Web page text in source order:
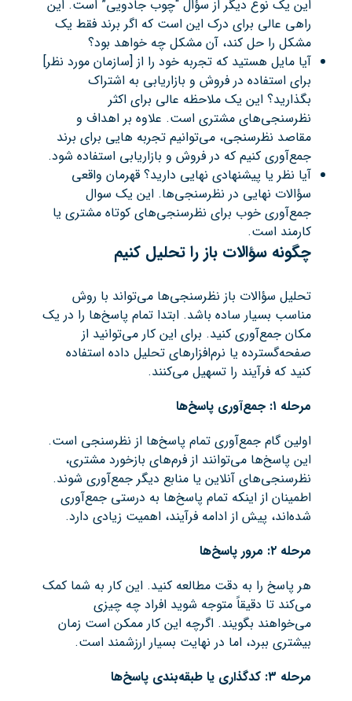
این یک نوع دیگر از سؤال “چوب جادویی” است. این
راهی عالی برای درک این است که اگر برند فقط یک
مشکل را حل کند، آن مشکل چه خواهد بود؟
آیا مایل هستید که تجربه خود را از [سازمان مورد نظر]
برای استفاده در فروش و بازاریابی به اشتراک
بگذارید؟ این یک ملاحظه عالی برای اکثر
نظرسنجی‌های مشتری است. علاوه بر اهداف و
مقاصد نظرسنجی، می‌توانیم تجربه ‌هایی برای برند
جمع‌آوری کنیم که در فروش و بازاریابی استفاده شود.
آیا نظر یا پیشنهادی نهایی دارید؟ قهرمان واقعی
سؤالات نهایی در نظرسنجی‌ها. این یک سوال
جمع‌آوری خوب برای نظرسنجی‌های کوتاه مشتری یا
کارمند است.
چگونه سؤالات باز را تحلیل کنیم
تحلیل سؤالات باز نظرسنجی‌ها می‌تواند با روش
مناسب بسیار ساده باشد. ابتدا تمام پاسخ‌ها را در یک
مکان جمع‌آوری کنید. برای این کار می‌توانید از
صفحه‌گسترده یا نرم‌افزارهای تحلیل داده استفاده
کنید که فرآیند را تسهیل می‌کنند.
مرحله ۱: جمع‌آوری پاسخ‌ها
اولین گام جمع‌آوری تمام پاسخ‌ها از نظرسنجی است.
این پاسخ‌ها می‌توانند از فرم‌های بازخورد مشتری،
نظرسنجی‌های آنلاین یا منابع دیگر جمع‌آوری شوند.
اطمینان از اینکه تمام پاسخ‌ها به درستی جمع‌آوری
شده‌اند، پیش از ادامه فرآیند، اهمیت زیادی دارد.
مرحله ۲: مرور پاسخ‌ها
هر پاسخ را به دقت مطالعه کنید. این کار به شما کمک
می‌کند تا دقیقاً متوجه شوید افراد چه چیزی
می‌خواهند بگویند. اگرچه این کار ممکن است زمان
بیشتری ببرد، اما در نهایت بسیار ارزشمند است.
مرحله ۳: کدگذاری یا طبقه‌بندی پاسخ‌ها